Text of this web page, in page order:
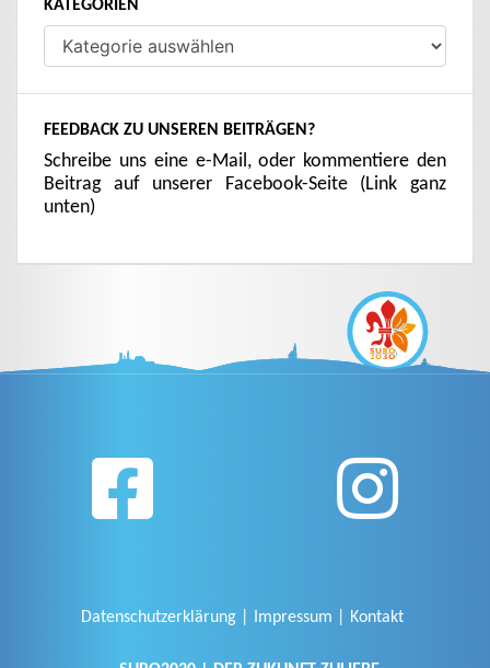
KATEGORIEN
FEEDBACK ZU UNSEREN BEITRÄGEN?
Schreibe uns eine e-Mail, oder kommentiere den
Beitrag auf unserer Facebook-Seite (Link ganz
unten)
Datenschutzerklärung Impressum Kontakt